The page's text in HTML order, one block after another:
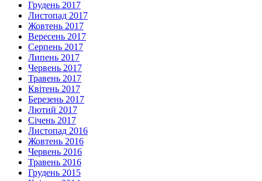
Грудень 2017
Листопад 2017
Жовтень 2017
Вересень 2017
Серпень 2017
Липень 2017
Червень 2017
Травень 2017
Квітень 2017
Березень 2017
Лютий 2017
Січень 2017
Листопад 2016
Жовтень 2016
Червень 2016
Травень 2016
Грудень 2015